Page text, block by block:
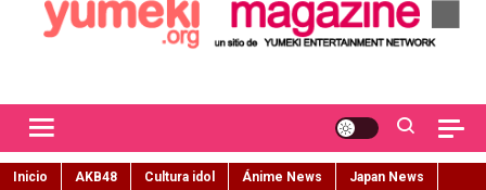
Inicio AKB48 Cultura idol Ánime News
Japan News